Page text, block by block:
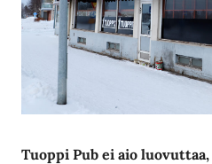
Tuoppi Pub ei aio